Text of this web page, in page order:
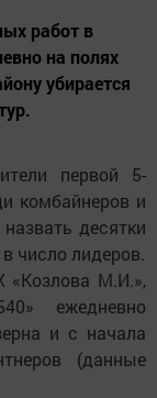
работ в
на полях
убирается
первой 5-
комбайнеров и
десятки
число лидеров.
М.И.»,
ежедневно
и с начала
(данные